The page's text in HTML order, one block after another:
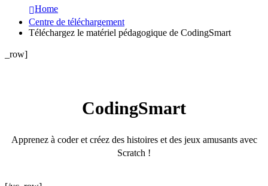
Home
Centre de téléchargement
Téléchargez le matériel pédagogique de CodingSmart
_row]
CodingSmart
Apprenez à coder et créez des histoires et des jeux amusants avec
Scratch !